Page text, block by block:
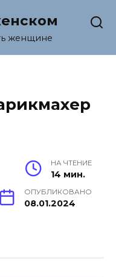
женщине
НА ЧТЕНИЕ
14 мин.
ОПУБЛИКОВАНО
08.01.2024